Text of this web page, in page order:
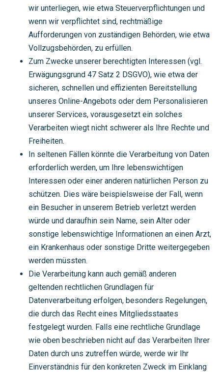
wir unterliegen, wie etwa Steuerverpflichtungen und
wenn wir verpflichtet sind, rechtmäßige
Aufforderungen von zuständigen Behörden, wie etwa
Vollzugsbehörden, zu erfüllen.
Zum Zwecke unserer berechtigten Interessen (vgl.
Erwägungsgrund 47 Satz 2 DSGVO), wie etwa der
sicheren, schnellen und effizienten Bereitstellung
unseres Online-Angebots oder dem Personalisieren
unserer Services, vorausgesetzt ein solches
Verarbeiten wiegt nicht schwerer als Ihre Rechte und
Freiheiten.
In seltenen Fällen könnte die Verarbeitung von Daten
erforderlich werden, um Ihre lebenswichtigen
Interessen oder einer anderen natürlichen Person zu
schützen. Dies wäre beispielsweise der Fall, wenn
ein Besucher in unserem Betrieb verletzt werden
würde und daraufhin sein Name, sein Alter oder
sonstige lebenswichtige Informationen an einen Arzt,
ein Krankenhaus oder sonstige Dritte weitergegeben
werden müssten.
Die Verarbeitung kann auch gemäß anderen
geltenden rechtlichen Grundlagen für
Datenverarbeitung erfolgen, besonders Regelungen,
die durch das Recht eines Mitgliedsstaates
festgelegt wurden. Falls eine rechtliche Grundlage
wie oben beschrieben nicht auf das Verarbeiten Ihrer
Daten durch uns zutreffen würde, werde wir Ihr
Einverständnis für den konkreten Zweck im Einklang